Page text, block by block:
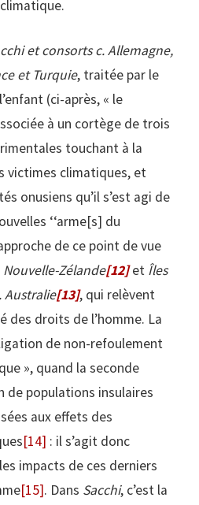
et consorts c. Allemagne,
et Turquie, traitée par le
(ci-après, « le
à un cortège de trois
touchant à la
victimes climatiques, et
onusiens qu’il s’est agi de
‘‘arme[s] du
de ce point de vue
Nouvelle-Zélande[12]et Îles
Australie[13], qui relèvent
des droits de l’homme. La
de non-refoulement
», quand la seconde
de populations insulaires
aux effets des
[14] : il s’agit donc
impacts de ces derniers
[15]. Dans Sacchi, c’est la